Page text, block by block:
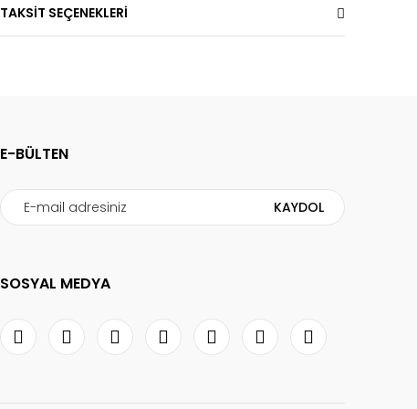
TAKSİT SEÇENEKLERİ
E-BÜLTEN
KAYDOL
SOSYAL MEDYA